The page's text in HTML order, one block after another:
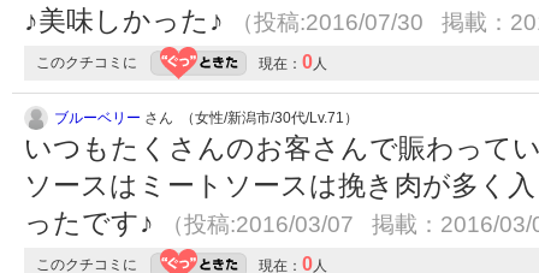
♪美味しかった♪
（投稿:2016/07/30 掲載：
このクチコミに 現在： 0 人
ブルーベリー さん （女性/新潟市/30代/Lv.71）
いつもたくさんのお客さんで賑わって
ソースはミートソースは挽き肉が多く
ったです♪
（投稿:2016/03/07 掲載：2016/03/
このクチコミに 現在： 0 人